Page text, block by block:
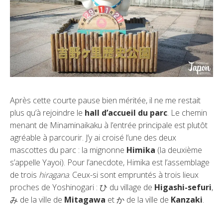
Après cette courte pause bien méritée, il ne me restait
plus qu’à rejoindre le hall d’accueil du parc. Le chemin
menant de Minaminaikaku à l’entrée principale est plutôt
agréable à parcourir. J’y ai croisé l’une des deux
mascottes du parc : la mignonne Himika (la deuxième
s’appelle Yayoi). Pour l’anecdote, Himika est l’assemblage
de trois hiragana. Ceux-si sont empruntés à trois lieux
proches de Yoshinogari : ひ du village de Higashi-sefuri,
み de la ville de Mitagawa et か de la ville de Kanzaki.